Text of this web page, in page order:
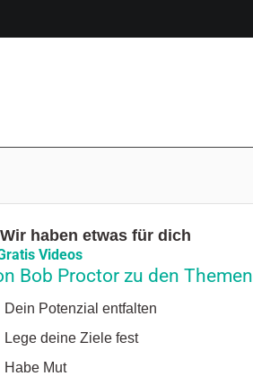
Wir haben etwas für dich
Videos
Bob Proctor zu den Themen
Dein Potenzial entfalten
Lege deine Ziele fest
Habe Mut